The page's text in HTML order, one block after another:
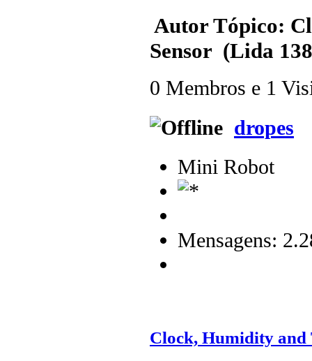
AutorTópico:
Sensor (Lida
0 Membros e 1
dropes
Mini Robot
Mensagens:
Clock, Humidity and